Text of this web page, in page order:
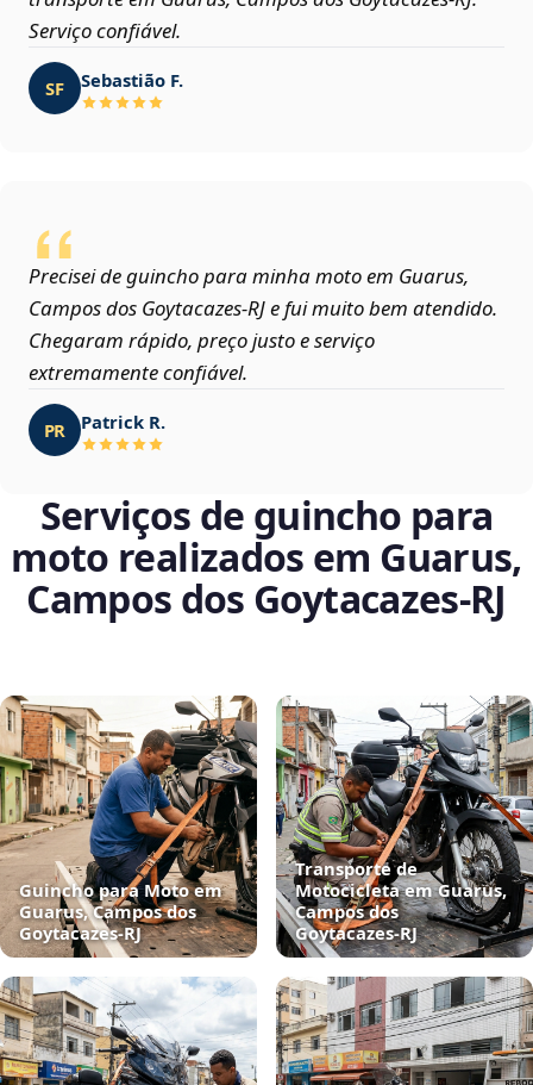
Serviço confiável.
SF Sebastião F.
Precisei de guincho para minha moto em Guarus,
Campos dos Goytacazes‑RJ e fui muito bem atendido.
Chegaram rápido, preço justo e serviço
extremamente confiável.
PR Patrick R.
Serviços de guincho para
moto realizados em Guarus,
Campos dos Goytacazes‑RJ
Guincho para Moto em
Guarus, Campos dos
Goytacazes‑RJ
Transporte de
Motocicleta em Guarus,
Campos dos
Goytacazes‑RJ